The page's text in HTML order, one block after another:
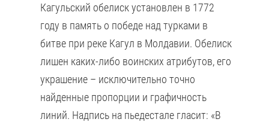
Кагульский обелиск установлен в 1772
году в память о победе над турками в
битве при реке Кагул в Молдавии. Обелиск
лишен каких-либо воинских атрибутов, его
украшение – исключительно точно
найденные пропорции и графичность
линий. Надпись на пьедестале гласит: «В